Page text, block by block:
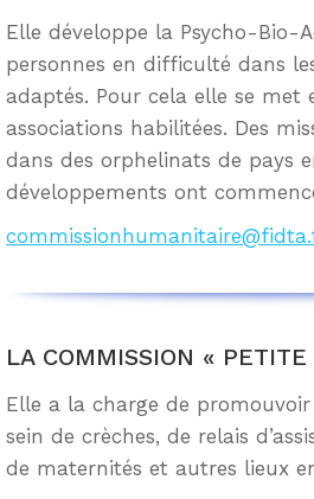
Elle développe la Psycho-Bio-
personnes en difficulté dans
adaptés. Pour cela elle se met
associations habilitées. Des
dans des orphelinats de pays
développements ont
LA COMMISSION « PETITE
Elle a la charge de
sein de crèches, de relais
de maternités et autres lieux